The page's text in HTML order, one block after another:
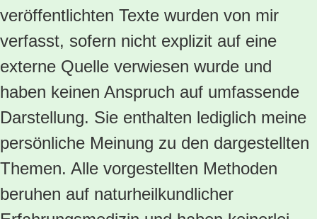
veröffentlichten Texte wurden von mir
verfasst, sofern nicht explizit auf eine
externe Quelle verwiesen wurde und
haben keinen Anspruch auf umfassende
Darstellung. Sie enthalten lediglich meine
persönliche Meinung zu den dargestellten
Themen. Alle vorgestellten Methoden
beruhen auf naturheilkundlicher